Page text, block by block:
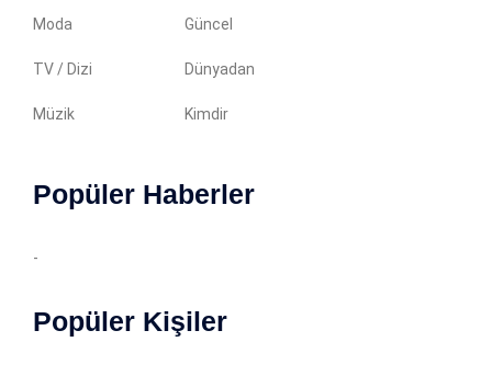
Moda Güncel
TV / Dizi Dünyadan
Müzik Kimdir
Popüler Haberler
-
Popüler Kişiler